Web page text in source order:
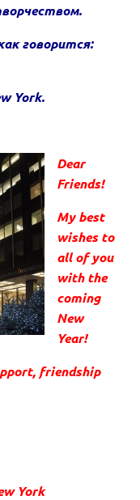
говорится:
York.
Dear
Friends!
My best
wishes to
all of you
with the
coming
New
Year!
friendship
York